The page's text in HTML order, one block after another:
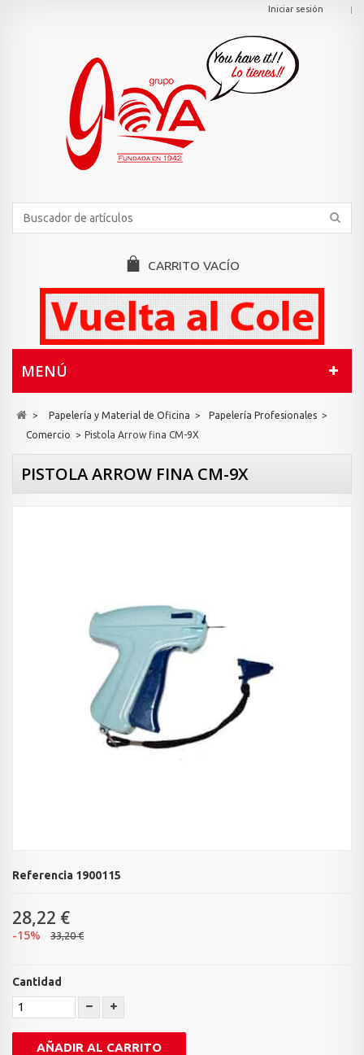
Iniciar sesión
CARRITO VACÍO
MENÚ
> Papelería y Material de Oficina > Papelería Profesionales >
Comercio > Pistola Arrow fina CM-9X
PISTOLA ARROW FINA CM-9X
Referencia 1900115
28,22 €
-15% 33,20 €
Cantidad
AÑADIR AL CARRITO